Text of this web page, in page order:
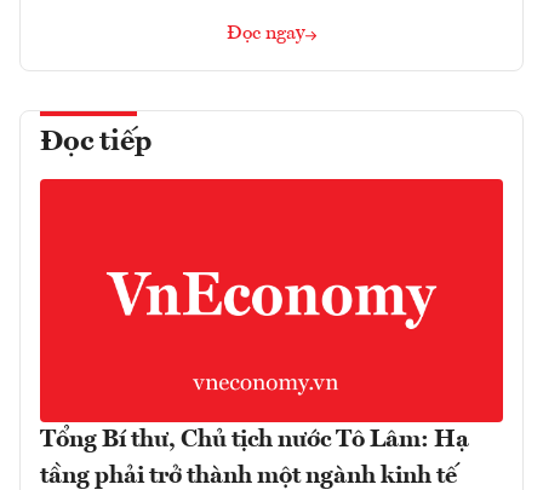
Đọc ngay
Đọc tiếp
Tổng Bí thư, Chủ tịch nước Tô Lâm: Hạ
tầng phải trở thành một ngành kinh tế